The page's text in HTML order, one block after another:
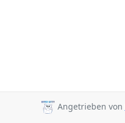
Angetrieben von